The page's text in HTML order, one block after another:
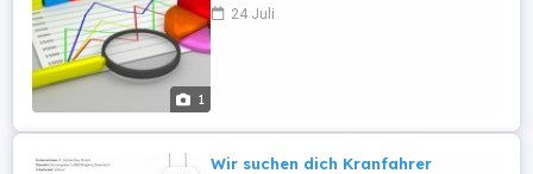
1
einfach den Ärger hinter sich. Ich erstelle
Statistiken mit SPSS, R, SAS oder Python.
24 Juli
Wir suchen dich Kranfahrer